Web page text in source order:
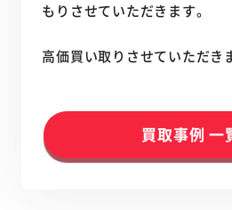
もりさせていただきます。
高価買い取りさせていただき
買取事例 一